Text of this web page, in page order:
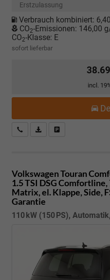
Erstzulassung
Verbrauch kombiniert:
CO2-Emissionen: 146,00
CO2-Klasse: E
sofort lieferbar
incl.
Kostenloser Rückruf-Service
PDF-Datei,
Volkswagen Touran
1.5 TSI DSG
Matrix, el. Klappe, Side,
Garantie
110 kW (150 PS),